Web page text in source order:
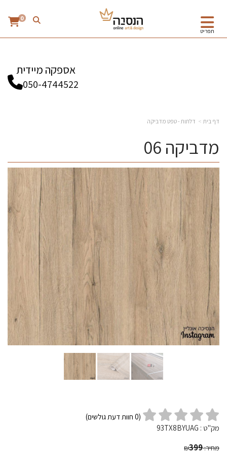
תפריט
0
אספקה מיידית
050-4744522
דף בית דלתות - טפט מדביקה
מדביקה 06
(
0 חוות דעת גולשים)
מק"ט : 93TX8BYUAG
מחיר: ₪399